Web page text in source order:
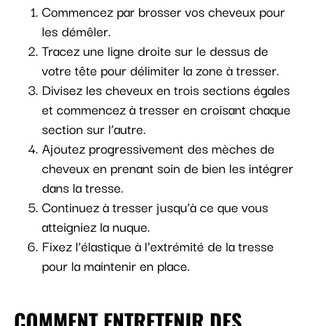
Commencez par brosser vos cheveux pour
les démêler.
Tracez une ligne droite sur le dessus de
votre tête pour délimiter la zone à tresser.
Divisez les cheveux en trois sections égales
et commencez à tresser en croisant chaque
section sur l’autre.
Ajoutez progressivement des mèches de
cheveux en prenant soin de bien les intégrer
dans la tresse.
Continuez à tresser jusqu’à ce que vous
atteigniez la nuque.
Fixez l’élastique à l’extrémité de la tresse
pour la maintenir en place.